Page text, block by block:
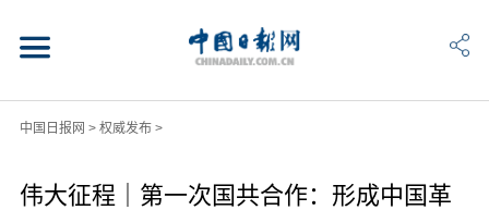
中国日报网 > 权威发布>
伟大征程｜第一次国共合作：形成中国革